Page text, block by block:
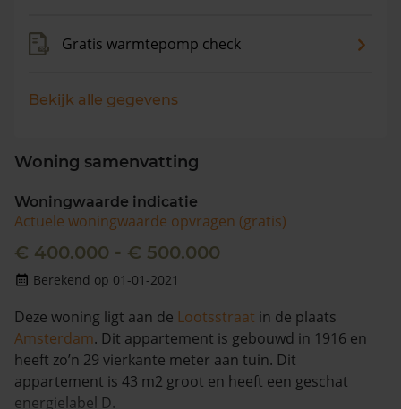
Gratis warmtepomp check
Bekijk alle gegevens
Woning samenvatting
Woningwaarde indicatie
Actuele woningwaarde opvragen (gratis)
€ 400.000 - € 500.000
Berekend op 01-01-2021
Deze woning ligt aan de Lootsstraat in de plaats
Amsterdam. Dit appartement is gebouwd in 1916 en
heeft zo’n 29 vierkante meter aan tuin. Dit
appartement is 43 m2 groot en heeft een geschat
energielabel D.